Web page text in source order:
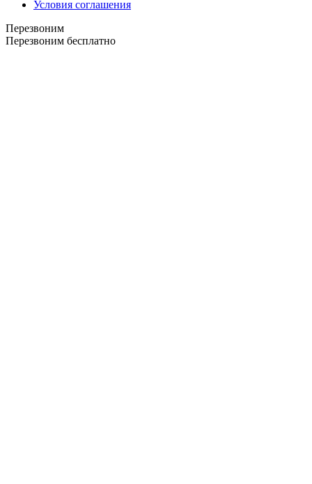
Условия соглашения
Перезвоним
Перезвоним бесплатно